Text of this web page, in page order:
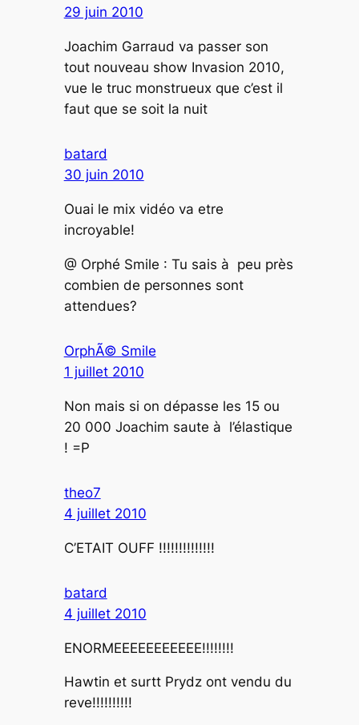
29 juin 2010
Joachim Garraud va passer son
tout nouveau show Invasion 2010,
vue le truc monstrueux que c’est il
faut que se soit la nuit
batard
30 juin 2010
Ouai le mix vidéo va etre
incroyable!
@ Orphé Smile : Tu sais à peu près
combien de personnes sont
attendues?
OrphÃ© Smile
1 juillet 2010
Non mais si on dépasse les 15 ou
20 000 Joachim saute à l’élastique
! =P
theo7
4 juillet 2010
C’ETAIT OUFF !!!!!!!!!!!!!!
batard
4 juillet 2010
ENORMEEEEEEEEEEE!!!!!!!!
Hawtin et surtt Prydz ont vendu du
reve!!!!!!!!!!